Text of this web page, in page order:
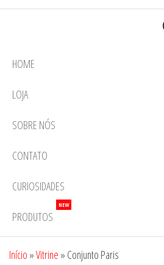
HOME
LOJA
SOBRE NÓS
CONTATO
CURIOSIDADES
PRODUTOS
NEW
Início »Vitrine » Conjunto Paris